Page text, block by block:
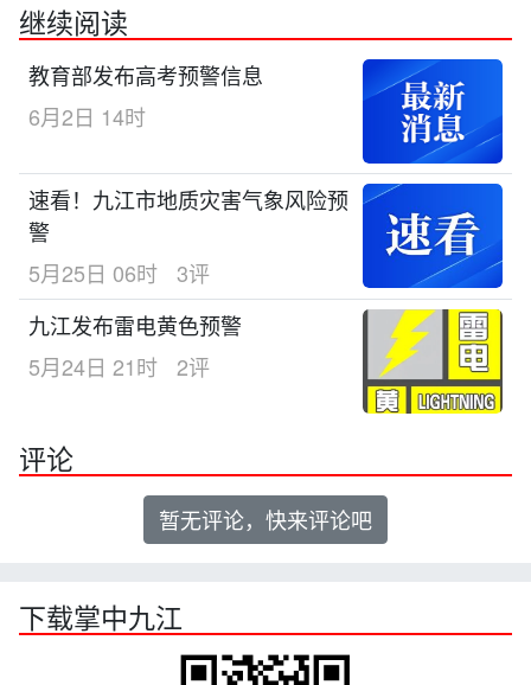
继续阅读
教育部发布高考预警信息
6月2日 14时
速看！九江市地质灾害气象风险预
警
5月25日 06时
3评
九江发布雷电黄色预警
5月24日 21时
2评
评论
暂无评论，快来评论吧
下载掌中九江